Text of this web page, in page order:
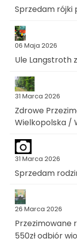
Sprzedam rójki
06 Maja 2026
Ule Langstroth
31 Marca 2026
Zdrowe
Wielkopolska /
31 Marca 2026
Sprzedam
26 Marca 2026
Przezimowane
550zł odbiór